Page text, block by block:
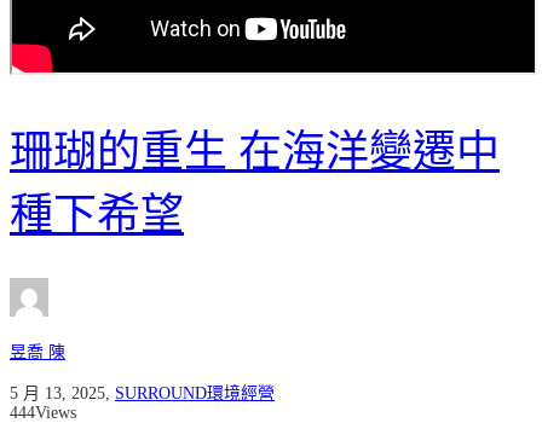
珊瑚的重生 在海洋變遷中
種下希望
昱喬 陳
5 月 13, 2025 SURROUND環境經營
444Views